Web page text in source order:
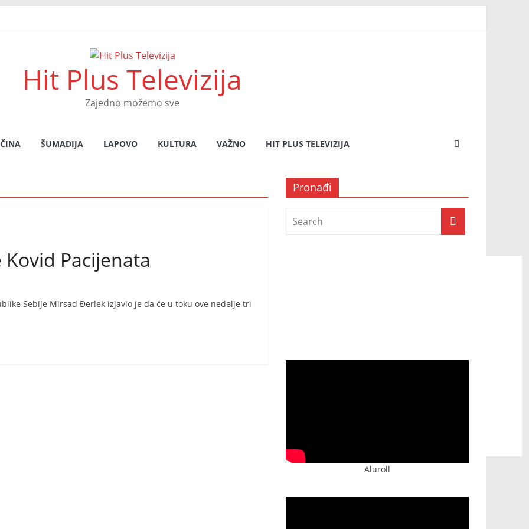
Hit Plus Televizija
Zajedno možemo sve
ŠUMADIJA LAPOVO KULTURA VAŽNO HIT PLUS TELEVIZIJA
Pacijenata
Sebije Mirsad Đerlek izjavio je da će u toku ove nedelje tri
Pronađi
Aluroll